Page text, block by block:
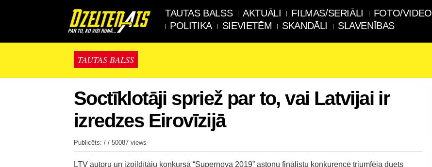
TAUTAS BALSS AKTUĀLI FILMAS/SERIĀLI FOTO/VIDEO
POLITIKA
SIEVIETĒM SKANDĀLI SLAVENĪBAS
TAUTAS BALSS
Soctīklotāji spriež par to, vai Latvijai ir
izredzes Eirovīzijā
Publicēts: / / 50087 views
LTV autoru un izpildītāju konkursā “Supernova 2019” astoņu finālistu konkurencē triumfēja duets